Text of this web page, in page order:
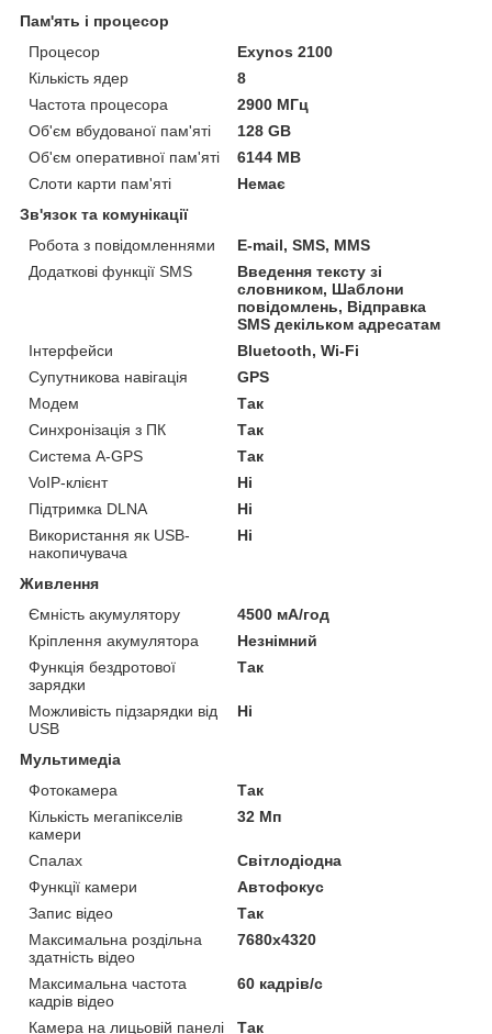
Пам'ять і процесор
Процесор
Exynos 2100
Кількість ядер
8
Частота процесора
2900 МГц
Об'єм вбудованої пам'яті
128 GB
Об'єм оперативної пам'яті
6144 MB
Слоти карти пам'яті
Немає
Зв'язок та комунікації
Робота з повідомленнями
E-mail, SMS, MMS
Додаткові функції SMS
Введення тексту зі
словником, Шаблони
повідомлень, Відправка
SMS декільком адресатам
Інтерфейси
Bluetooth, Wi-Fi
Супутникова навігація
GPS
Модем
Так
Синхронізація з ПК
Так
Система A-GPS
Так
VoIP-клієнт
Ні
Підтримка DLNA
Ні
Використання як USB-
накопичувача
Ні
Живлення
Ємність акумулятору
4500 мА/год
Кріплення акумулятора
Незнімний
Функція бездротової
зарядки
Так
Можливість підзарядки від
USB
Ні
Мультимедіа
Фотокамера
Так
Кількість мегапікселів
камери
32 Мп
Спалах
Світлодіодна
Функції камери
Автофокус
Запис відео
Так
Максимальна роздільна
здатність відео
7680x4320
Максимальна частота
кадрів відео
60 кадрів/с
Камера на лицьовій панелі Так